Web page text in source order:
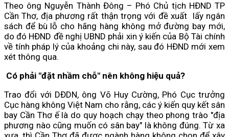
Theo ông Nguyễn Thành Đông – Phó Chủ tịch HĐND TP
Cần Thơ, địa phương rất thận trọng với đề xuất lấy ngân
sách để bù lỗ cho hãng hàng không mở đường bay mới,
do đó HĐND đề nghị UBND phải xin ý kiến của Bộ Tài chính
về tính pháp lý của khoảng chi này, sau đó HĐND mới xem
xét thông qua.
Có phải "đặt nhầm chỗ" nên không hiệu quả?
Trao đổi với DĐDN, ông Võ Huy Cường, Phó Cục trưởng
Cục hàng không Việt Nam cho rằng, các ý kiến quy kết sân
bay Cần Thơ ế là do quy hoạch chạy theo phong trào "địa
phương nào cũng muốn có sân bay" là không đúng. Từ xa